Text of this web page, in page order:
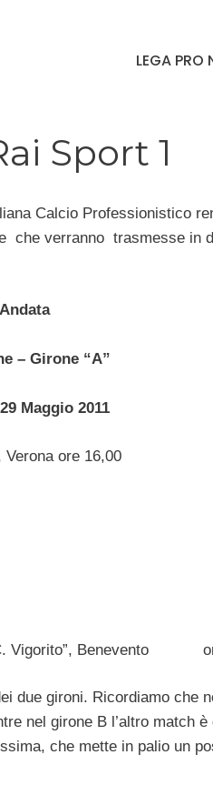
LEGA PRO
Sport 1
Calcio Professionistico
che verranno trasmesse in
– Girone “A”
Maggio 2011
Verona ore 16,00
Vigorito”, Benevento
due gironi. Ricordiamo che
nel girone B l’altro match
che mette in palio un